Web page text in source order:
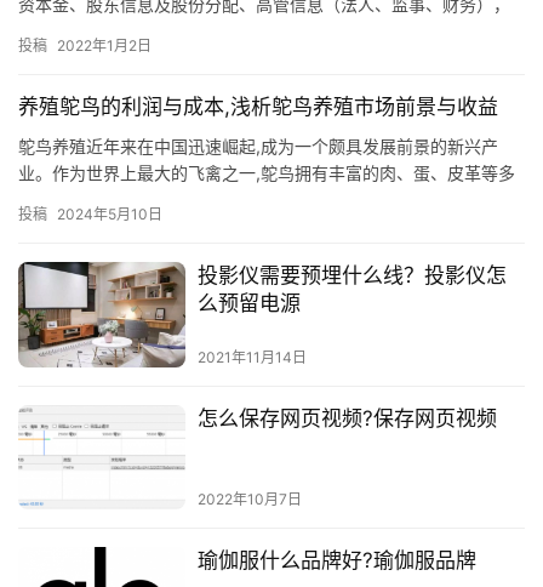
资本金、股东信息及股份分配、高管信息（法人、监事、财务），
投稿 2022年1月2日
养殖鸵鸟的利润与成本,浅析鸵鸟养殖市场前景与收益
鸵鸟养殖近年来在中国迅速崛起,成为一个颇具发展前景的新兴产
业。作为世界上最大的飞禽之一,鸵鸟拥有丰富的肉、蛋、皮革等多
可…
投稿 2024年5月10日
投影仪需要预埋什么线？投影仪怎
么预留电源
2021年11月14日
怎么保存网页视频?保存网页视频
2022年10月7日
瑜伽服什么品牌好?瑜伽服品牌